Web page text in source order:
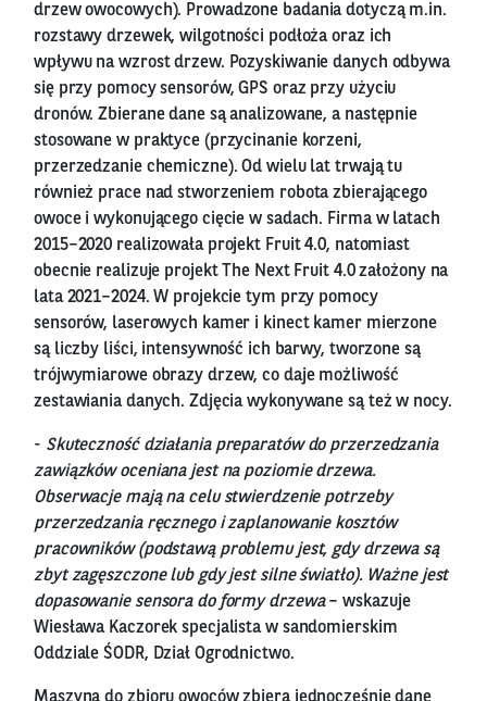
drzew owocowych). Prowadzone badania dotyczą m.in.
rozstawy drzewek, wilgotności podłoża oraz ich
wpływu na wzrost drzew. Pozyskiwanie danych odbywa
się przy pomocy sensorów, GPS oraz przy użyciu
dronów. Zbierane dane są analizowane, a następnie
stosowane w praktyce (przycinanie korzeni,
przerzedzanie chemiczne). Od wielu lat trwają tu
również prace nad stworzeniem robota zbierającego
owoce i wykonującego cięcie w sadach. Firma w latach
2015–2020 realizowała projekt Fruit 4.0, natomiast
obecnie realizuje projekt The Next Fruit 4.0 założony na
lata 2021–2024. W projekcie tym przy pomocy
sensorów, laserowych kamer i kinect kamer mierzone
są liczby liści, intensywność ich barwy, tworzone są
trójwymiarowe obrazy drzew, co daje możliwość
zestawiania danych. Zdjęcia wykonywane są też w nocy.
- Skuteczność działania preparatów do przerzedzania
zawiązków oceniana jest na poziomie drzewa.
Obserwacje mają na celu stwierdzenie potrzeby
przerzedzania ręcznego i zaplanowanie kosztów
pracowników (podstawą problemu jest, gdy drzewa są
zbyt zagęszczone lub gdy jest silne światło). Ważne jest
dopasowanie sensora do formy drzewa– wskazuje
Wiesława Kaczorek specjalista w sandomierskim
Oddziale ŚODR, Dział Ogrodnictwo.
Maszyna do zbioru owoców zbiera jednocześnie dane